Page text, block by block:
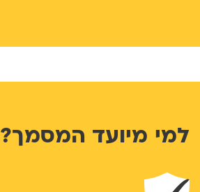
למי מיועד המסמך?